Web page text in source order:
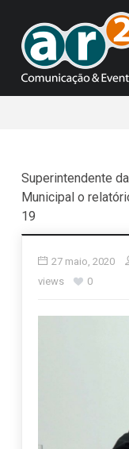
Superintendente
Municipal o
19
27 maio, 2020
views
0